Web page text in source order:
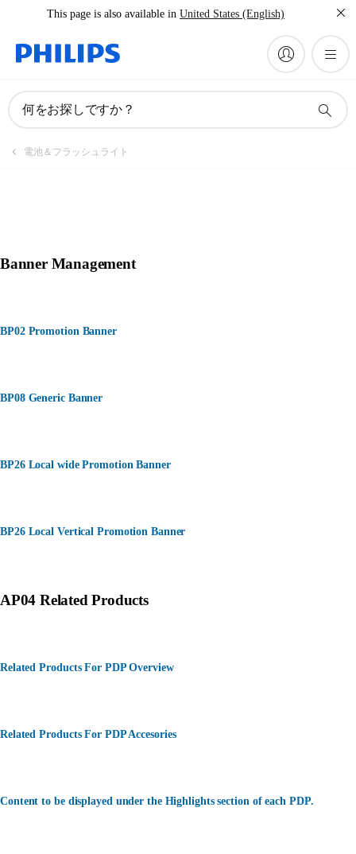
This page is also available in United States (English)
何をお探しですか？
電池＆フラッシュライト
Banner Management
BP02 Promotion Banner
BP08 Generic Banner
BP26 Local wide Promotion Banner
BP26 Local Vertical Promotion Banner
AP04 Related Products
Related Products For PDP Overview
Related Products For PDP Accesories
Content to be displayed under the Highlights section of each PDP.